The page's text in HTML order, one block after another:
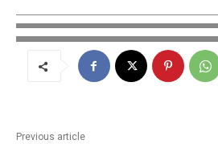
Previous article